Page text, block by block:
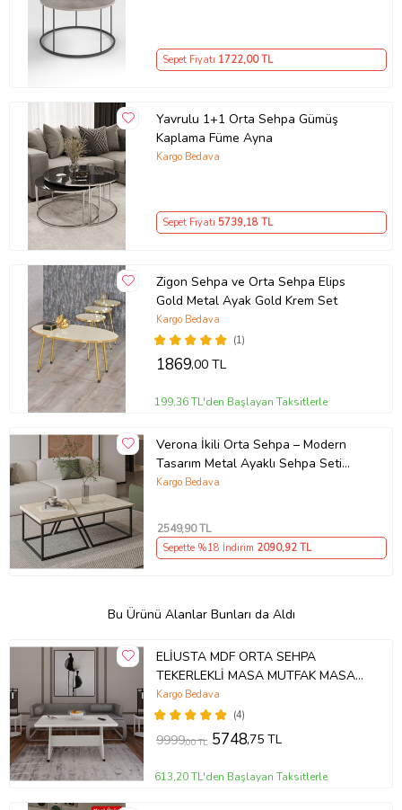
Sepet Fiyatı 1722,00 TL
Yavrulu 1+1 Orta Sehpa Gümüş
Kaplama Füme Ayna
Kargo Bedava
Sepet Fiyatı 5739,18 TL
Zigon Sehpa ve Orta Sehpa Elips
Gold Metal Ayak Gold Krem Set
(1)
Kargo Bedava
1869,00 TL
199,36 TL'den Başlayan Taksitlerle
Verona İkili Orta Sehpa – Modern
Tasarım Metal Ayaklı Sehpa Seti
(Traverten)
Kargo Bedava
2549,90 TL
Sepette %18 İndirim 2090,92 TL
Bu Ürünü Alanlar Bunları da Aldı
ELİUSTA MDF ORTA SEHPA
TEKERLEKLİ MASA MUTFAK MASASI
(Beyaz)
(4)
Kargo Bedava
9999,00 TL 5748,75 TL
613,20 TL'den Başlayan Taksitlerle